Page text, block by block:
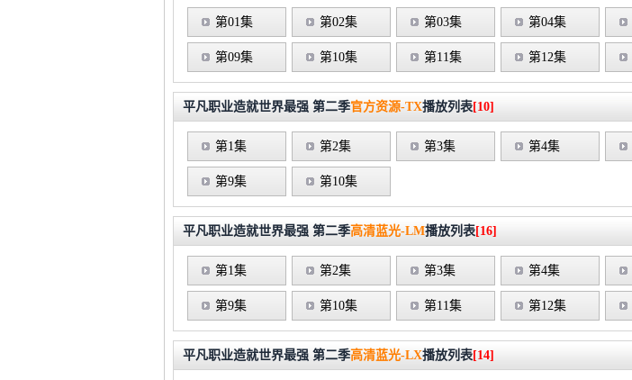
第01集 第02集 第03集 第04集
第09集 第10集 第11集 第12集
平凡职业造就世界最强 第二季官方资源-TX播放列表[10]
第1集 第2集 第3集 第4集
第9集 第10集
平凡职业造就世界最强 第二季高清蓝光-LM播放列表[16]
第1集 第2集 第3集 第4集
第9集 第10集 第11集 第12集
平凡职业造就世界最强 第二季高清蓝光-LX播放列表[14]